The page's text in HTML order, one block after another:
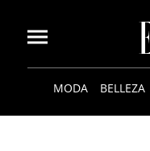
MODA BELLEZA